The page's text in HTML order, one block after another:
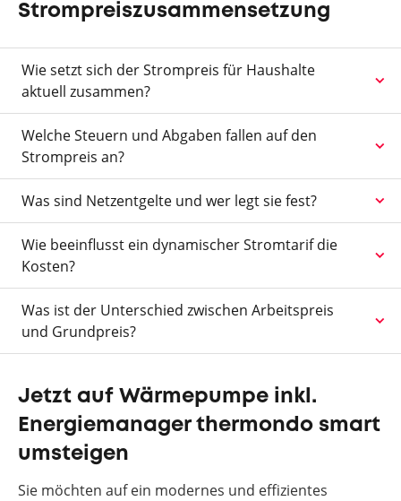
Strompreiszusammensetzung
Wie setzt sich der Strompreis für Haushalte
aktuell zusammen?
Welche Steuern und Abgaben fallen auf den
Strompreis an?
Was sind Netzentgelte und wer legt sie fest?
Wie beeinflusst ein dynamischer Stromtarif die
Kosten?
Was ist der Unterschied zwischen Arbeitspreis
und Grundpreis?
Jetzt auf Wärmepumpe inkl.
Energiemanager thermondo smart
umsteigen
Sie möchten auf ein modernes und effizientes